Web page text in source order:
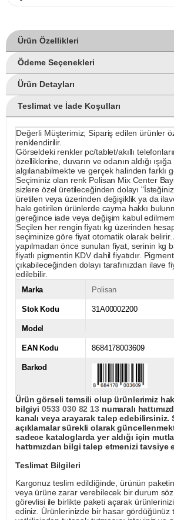
Ürün Özellikleri
Ödeme Seçenekleri
Ürün Detayları
Teslimat ve İade Koşulları
Değerli Müşterimiz; Sipariş edilen ürünler
renklendirilir.
Görseldeki renkler pc/tablet/akıllı
özelliklerine, duvarın ve odanın aldığı
algılanabilmekte ve gerçek halinden farklı
Seçiminiz olan renk Polisan Mix Center
sizlere özel üretileceğinden dolayı
üretilen veya üzerinden değişiklik ya da
hale getirilen ürünlerde cayma hakkı
gereğince iade veya değişim kabul
Seçilen her rengin fiyatı kg üzerinden
seçiminize göre fiyat otomatik olarak
yapılmadan önce sunulan fiyat, serinin kg
fiyatlı pigmentin KDV dahil fiyatıdır.
çıkabileceğinden dolayı tarafınızdan ilave
edilebilir.
Marka Polisan
Stok Kodu 31A00002200
Model
EAN Kodu 8684178003609
Barkod
Ürün görseli temsili olup ürünlerimiz
bilgiyi 0533 030 82 13numaralı
kanalı veya arayarak talep edebilirsiniz.
açıklamalar sürekli olarak
sadece kataloglarda yer aldığı için
hattımızdan bilgi talep etmenizi tavsiye
Teslimat Bilgileri
Kargonuz teslim edildiğinde, ürünün
veya ürüne zarar verebilecek bir durum
görevlisi ile birlikte paketi açarak
ediniz. Ürünlerinizde bir hasar gördüğünüz